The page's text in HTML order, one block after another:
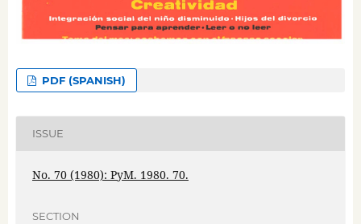
PDF (SPANISH)
ISSUE
No. 70 (1980): PyM. 1980. 70.
SECTION